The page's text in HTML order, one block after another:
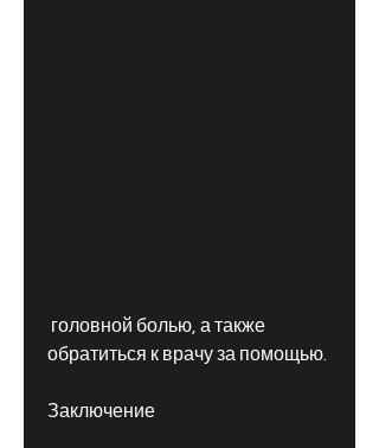
обратиться к врачу за помощью.
Заключение